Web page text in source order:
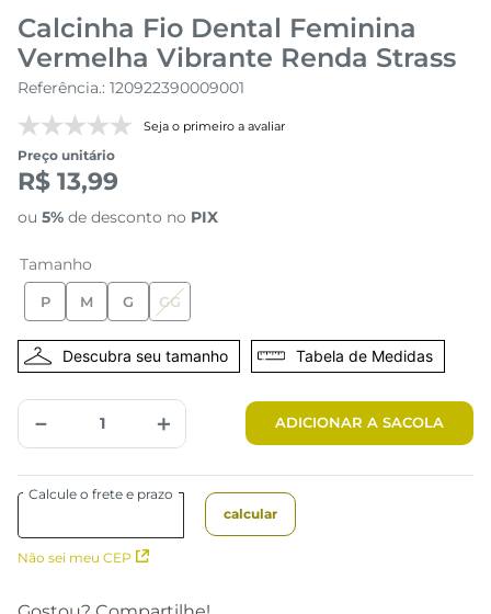
Calcinha Fio Dental Feminina
Vermelha Vibrante Renda Strass
Referência.: 120922390009001
Seja o primeiro a avaliar
Preço unitário
R$ 13,99
ou 5% de desconto no PIX
Tamanho
P M G GG
Tabela de Medidas
＋
－ ADICIONAR A SACOLA
Não sei meu CEP